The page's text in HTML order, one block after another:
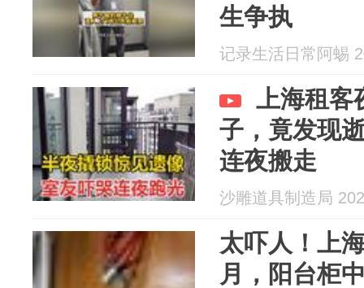
生争执
记录生活日常阿蜴
上海租客
子，竟发现
连夜搬走
沙雕道具制造局
太吓人！上
月，阳台柜